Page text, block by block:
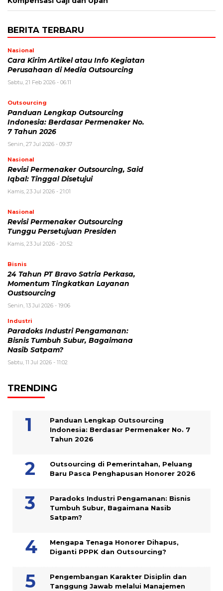
BERITA TERBARU
Nasional
Cara Kirim Artikel atau Info Kegiatan
Perusahaan di Media Outsourcing
Sabtu, 21 Feb 2026 - 06:11
Outsourcing
Panduan Lengkap Outsourcing
Indonesia: Berdasar Permenaker No.
7 Tahun 2026
Senin, 27 Jul 2026 - 09:37
Nasional
Revisi Permenaker Outsourcing, Said
Iqbal: Tinggal Disetujui
Kamis, 23 Jul 2026 - 21:01
Nasional
Revisi Permenaker Outsourcing
Tunggu Persetujuan Presiden
Kamis, 23 Jul 2026 - 20:52
Bisnis
24 Tahun PT Bravo Satria Perkasa,
Momentum Tingkatkan Layanan
Oustsourcing
Senin, 13 Jul 2026 - 19:06
Industri
Paradoks Industri Pengamanan:
Bisnis Tumbuh Subur, Bagaimana
Nasib Satpam?
Sabtu, 11 Jul 2026 - 11:02
TRENDING
Panduan Lengkap Outsourcing
Indonesia: Berdasar Permenaker No. 7
Tahun 2026
Outsourcing di Pemerintahan, Peluang
Baru Pasca Penghapusan Honorer 2026
Paradoks Industri Pengamanan: Bisnis
Tumbuh Subur, Bagaimana Nasib
Satpam?
Mengapa Tenaga Honorer Dihapus,
Diganti PPPK dan Outsourcing?
Pengembangan Karakter Disiplin dan
Tanggung Jawab melalui Manajemen